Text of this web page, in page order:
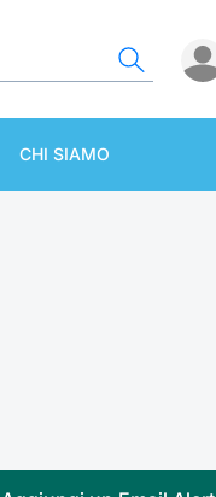
CHI SIAMO